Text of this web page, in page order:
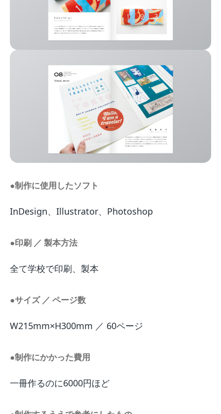
●制作に使用したソフト
InDesign、Illustrator、Photoshop
●印刷 ／ 製本方法
全て学校で印刷、製本
●サイズ ／ ページ数
W215mm×H300mm ／ 60ページ
●制作にかかった費用
一冊作るのに6000円ほど